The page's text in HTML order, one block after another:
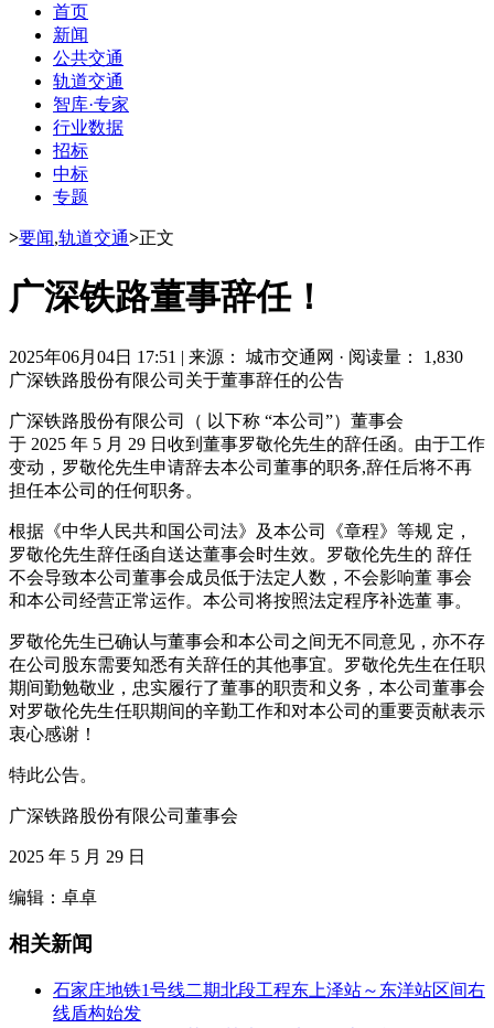
首页
新闻
公共交通
轨道交通
智库·专家
行业数据
招标
中标
专题
>要闻,轨道交通>正文
广深铁路董事辞任！
2025年06月04日 17:51 | 来源： 城市交通网 · 阅读量： 1,830
广深铁路股份有限公司关于董事辞任的公告
广深铁路股份有限公司（ 以下称 “本公司”）董事会
于 2025 年 5 月 29 日收到董事罗敬伦先生的辞任函。由于工作
变动，罗敬伦先生申请辞去本公司董事的职务,辞任后将不再
担任本公司的任何职务。
根据《中华人民共和国公司法》及本公司《章程》等规 定，
罗敬伦先生辞任函自送达董事会时生效。罗敬伦先生的 辞任
不会导致本公司董事会成员低于法定人数，不会影响董 事会
和本公司经营正常运作。本公司将按照法定程序补选董 事。
罗敬伦先生已确认与董事会和本公司之间无不同意见，亦不存
在公司股东需要知悉有关辞任的其他事宜。罗敬伦先生在任职
期间勤勉敬业，忠实履行了董事的职责和义务，本公司董事会
对罗敬伦先生任职期间的辛勤工作和对本公司的重要贡献表示
衷心感谢！
特此公告。
广深铁路股份有限公司董事会
2025 年 5 月 29 日
编辑：卓卓
相关新闻
石家庄地铁1号线二期北段工程东上泽站～东洋站区间右
线盾构始发